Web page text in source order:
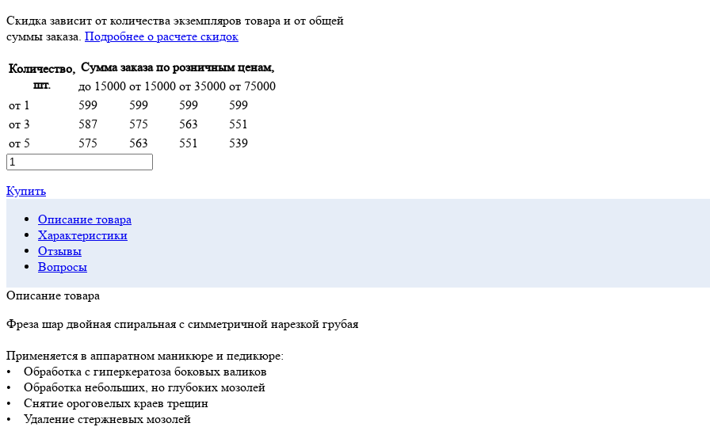
Скидка зависит от количества экземпляров товара и от общей
суммы заказа. Подробнее о расчете скидок
Количество,
шт.
Сумма заказа по розничным ценам,
до 15000 от 15000 от 35000 от 75000
от 1
599 599 599
599
от 3
587 575 563
551
от 5
575 563 551 539
Купить
Описание товара
Характеристики
Отзывы
Вопросы
Описание товара
Фреза шар двойная спиральная с симметричной нарезкой грубая
Применяется в аппаратном маникюре и педикюре:
• Обработка с гиперкератоза боковых валиков
• Обработка небольших, но глубоких мозолей
• Снятие ороговелых краев трещин
• Удаление стержневых мозолей